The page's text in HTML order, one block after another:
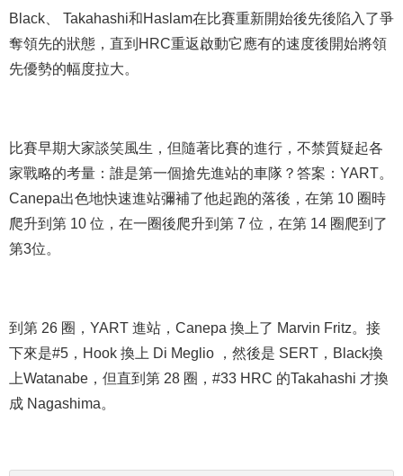
Black、 Takahashi和Haslam在比賽重新開始後先後陷入了爭
奪領先的狀態，直到HRC重返啟動它應有的速度後開始將領
先優勢的幅度拉大。
比賽早期大家談笑風生，但隨著比賽的進行，不禁質疑起各
家戰略的考量：誰是第一個搶先進站的車隊？答案：YART。
Canepa出色地快速進站彌補了他起跑的落後，在第 10 圈時
爬升到第 10 位，在一圈後爬升到第 7 位，在第 14 圈爬到了
第3位。
到第 26 圈，YART 進站，Canepa 換上了 Marvin Fritz。接
下來是#5，Hook 換上 Di Meglio ，然後是 SERT，Black換
上Watanabe，但直到第 28 圈，#33 HRC 的Takahashi 才換
成 Nagashima。